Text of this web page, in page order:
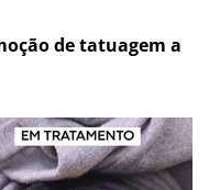
de tatuagem a